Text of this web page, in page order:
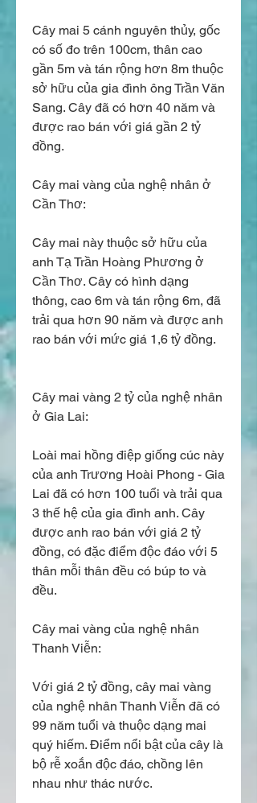
Cây mai 5 cánh nguyên thủy, gốc
có số đo trên 100cm, thân cao
gần 5m và tán rộng hơn 8m thuộc
sở hữu của gia đình ông Trần Văn
Sang. Cây đã có hơn 40 năm và
được rao bán với giá gần 2 tỷ
đồng.
Cây mai vàng của nghệ nhân ở
Cần Thơ:
Cây mai này thuộc sở hữu của
anh Tạ Trần Hoàng Phương ở
Cần Thơ. Cây có hình dạng
thông, cao 6m và tán rộng 6m, đã
trải qua hơn 90 năm và được anh
rao bán với mức giá 1,6 tỷ đồng.
Cây mai vàng 2 tỷ của nghệ nhân
ở Gia Lai:
Loài mai hồng điệp giống cúc này
của anh Trương Hoài Phong - Gia
Lai đã có hơn 100 tuổi và trải qua
3 thế hệ của gia đình anh. Cây
được anh rao bán với giá 2 tỷ
đồng, có đặc điểm độc đáo với 5
thân mỗi thân đều có búp to và
đều.
Cây mai vàng của nghệ nhân
Thanh Viễn:
Với giá 2 tỷ đồng, cây mai vàng
của nghệ nhân Thanh Viễn đã có
99 năm tuổi và thuộc dạng mai
quý hiếm. Điểm nổi bật của cây là
bộ rễ xoắn độc đáo, chồng lên
nhau như thác nước.